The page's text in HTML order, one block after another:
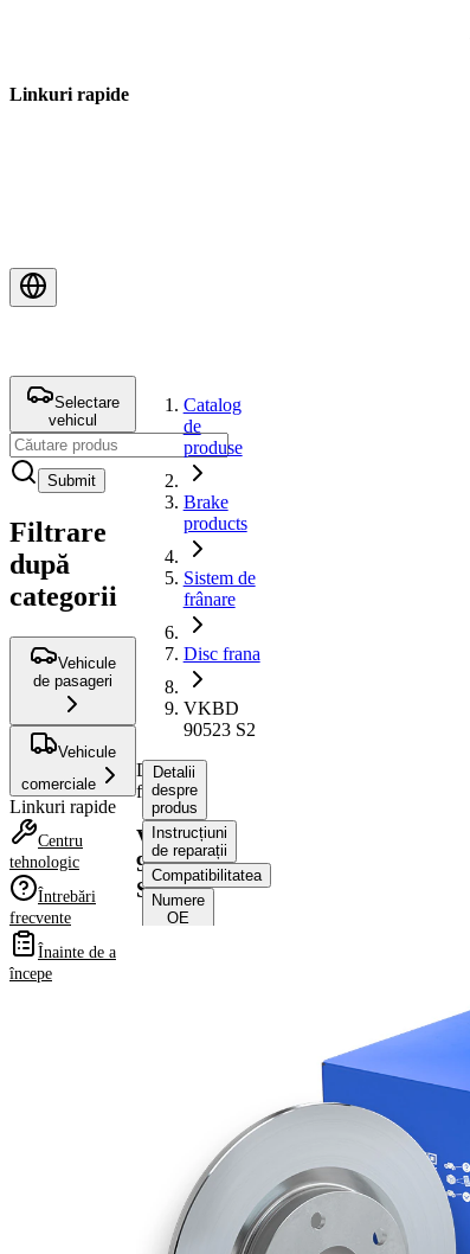
Linkuri rapide
Selectare
vehicul
Submit
Filtrare
după
categorii
Vehicule
de pasageri
Vehicule
comerciale
Linkuri rapide
Centru
tehnologic
Întrebări
frecvente
Înainte de a
începe
Catalog
de
produse
Brake
products
Sistem de
frânare
Disc frana
VKBD
90523 S2
Disc
frana
VKBD
90523
S2
Detalii
despre
produs
Instrucțiuni
de reparații
Compatibilitatea
Numere
OE
11 mm
Grosime
minima
9,6 mm
Diametru
exterior
278 mm